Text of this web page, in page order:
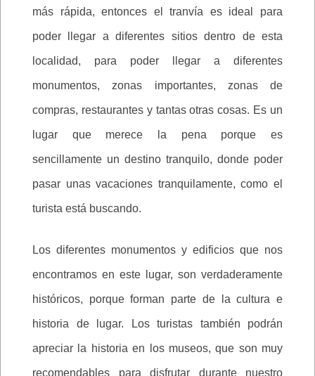
más rápida, entonces el tranvía es ideal para
poder llegar a diferentes sitios dentro de esta
localidad, para poder llegar a diferentes
monumentos, zonas importantes, zonas de
compras, restaurantes y tantas otras cosas. Es un
lugar que merece la pena porque es
sencillamente un destino tranquilo, donde poder
pasar unas vacaciones tranquilamente, como el
turista está buscando.
Los diferentes monumentos y edificios que nos
encontramos en este lugar, son verdaderamente
históricos, porque forman parte de la cultura e
historia de lugar. Los turistas también podrán
apreciar la historia en los museos, que son muy
recomendables para disfrutar durante nuestro